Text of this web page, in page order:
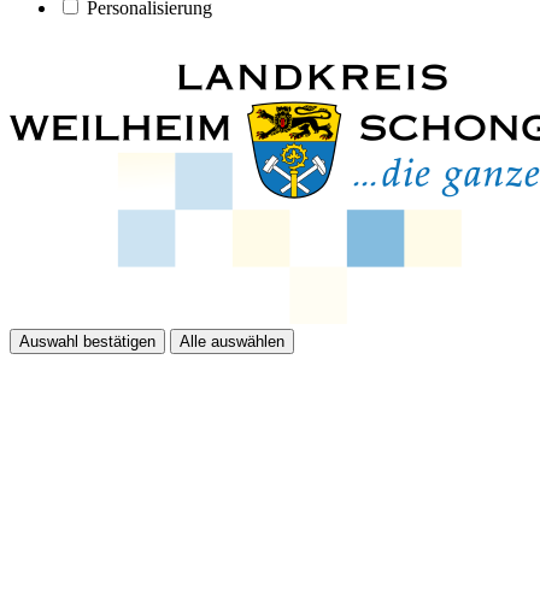
Personalisierung
Auswahl bestätigen Alle auswählen